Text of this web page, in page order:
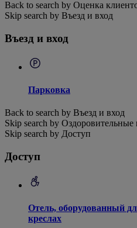
Back to search by Оценка
Skip search by Въезд и вход
Въезд и вход
Парковка
Back to search by Въезд и вход
Skip search by
Skip search by Доступ
Доступ
Отель, оборудованный
креслах